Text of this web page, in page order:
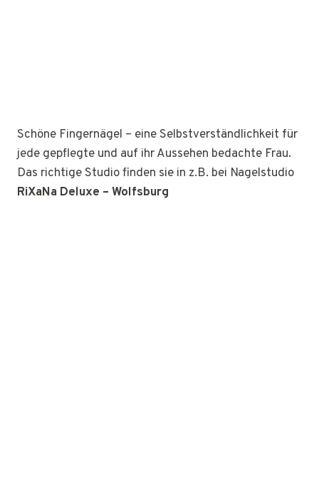
Schöne Fingernägel – eine Selbstverständlichkeit für
jede gepflegte und auf ihr Aussehen bedachte Frau.
Das richtige Studio finden sie in z.B. bei Nagelstudio
RiXaNa Deluxe – Wolfsburg